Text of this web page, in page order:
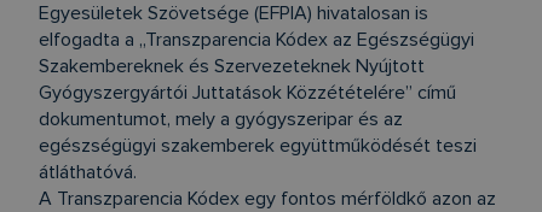
Egyesületek Szövetsége (EFPIA) hivatalosan is
elfogadta a „Transzparencia Kódex az Egészségügyi
Szakembereknek és Szervezeteknek Nyújtott
Gyógyszergyártói Juttatások Közzétételére” című
dokumentumot, mely a gyógyszeripar és az
egészségügyi szakemberek együttműködését teszi
átláthatóvá.
A Transzparencia Kódex egy fontos mérföldkő azon az